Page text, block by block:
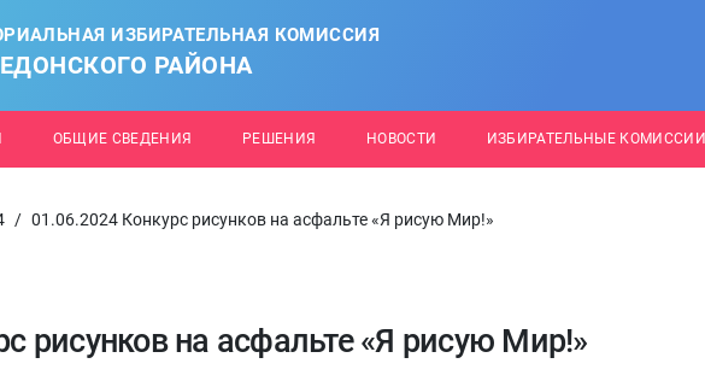
ИЗБИРАТЕЛЬНАЯ КОМИССИЯ
РАЙОНА
ОБЩИЕ СВЕДЕНИЯ РЕШЕНИЯ НОВОСТИ ИЗБИРАТЕЛЬНЫЕ КОМИССИИ
/ 01.06.2024 Конкурс рисунков на асфальте «Я рисую Мир!»
рисунков на асфальте «Я рисую Мир!»